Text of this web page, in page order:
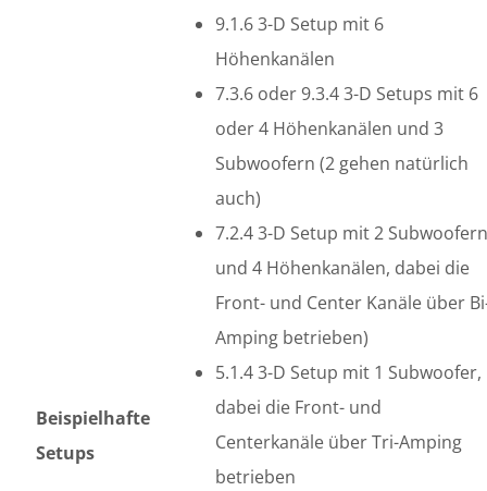
Beispielhafte
Setups
9.1.6 3-D Setup mit 6
Höhenkanälen
7.3.6 oder 9.3.4 3-D Setups mit 6
oder 4 Höhenkanälen und 3
Subwoofern (2 gehen natürlich
auch)
7.2.4 3-D Setup mit 2 Subwoofern
und 4 Höhenkanälen, dabei die
Front- und Center Kanäle über
Amping betrieben)
5.1.4 3-D Setup mit 1 Subwoofer,
dabei die Front- und
Centerkanäle über Tri-Amping
betrieben